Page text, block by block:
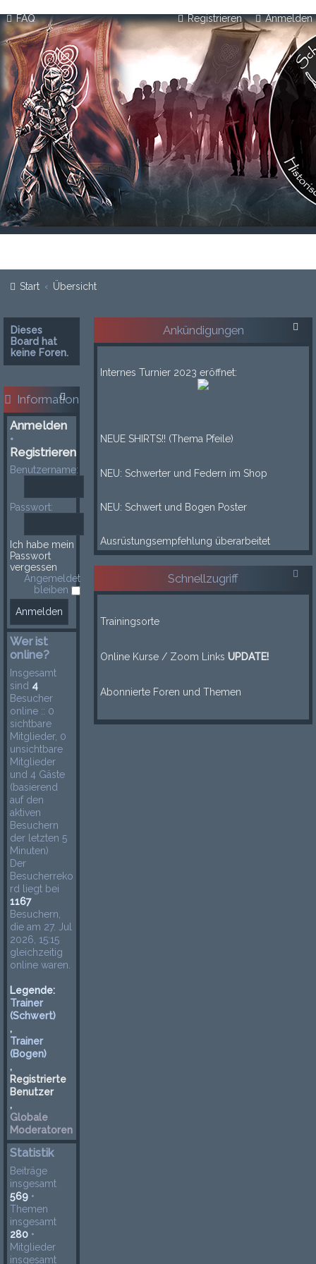
FAQ Anmelden
Registrieren
Start Übersicht
Dieses
Board hat
keine Foren.
Information
Anmelden
•
Registrieren
Benutzername:
Passwort:
Ich habe mein
Passwort
vergessen
Angemeldet
bleiben
Wer ist
online?
Insgesamt
sind 4
Besucher
online :: 0
sichtbare
Mitglieder, 0
unsichtbare
Mitglieder
und 4 Gäste
(basierend
auf den
aktiven
Besuchern
der letzten 5
Minuten)
Der
Besucherreko
rd liegt bei
1167
Besuchern,
die am 27. Jul
2026, 15:15
gleichzeitig
online waren.
Legende:
Trainer
(Schwert)
,
Trainer
(Bogen)
,
Registrierte
Benutzer
,
Globale
Moderatoren
Statistik
Beiträge
insgesamt
569 •
Themen
insgesamt
280 •
Mitglieder
insgesamt
Ankündigungen
Internes Turnier 2023 eröffnet:
NEUE SHIRTS!! (Thema Pfeile)
NEU: Schwerter und Federn im Shop
NEU: Schwert und Bogen Poster
Ausrüstungsempfehlung überarbeitet
Schnellzugriff
Trainingsorte
Online Kurse / Zoom Links UPDATE!
Abonnierte Foren und Themen